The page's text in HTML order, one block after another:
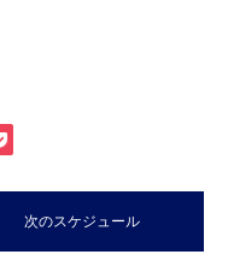
次のスケジュール